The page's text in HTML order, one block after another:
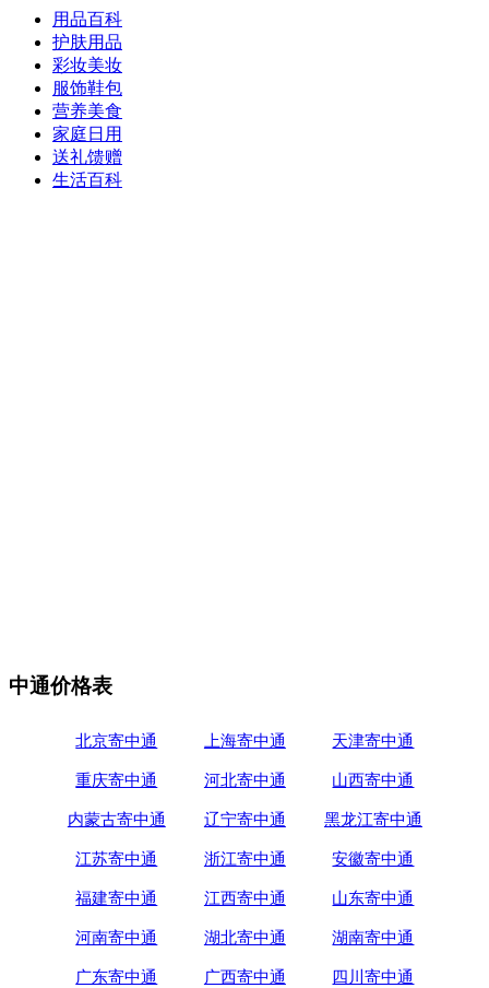
用品百科
护肤用品
彩妆美妆
服饰鞋包
营养美食
家庭日用
送礼馈赠
生活百科
中通价格表
北京寄中通 上海寄中通 天津寄中通
重庆寄中通 河北寄中通 山西寄中通
内蒙古寄中通 辽宁寄中通 黑龙江寄中通
江苏寄中通 浙江寄中通 安徽寄中通
福建寄中通 江西寄中通 山东寄中通
河南寄中通 湖北寄中通 湖南寄中通
广东寄中通 广西寄中通 四川寄中通